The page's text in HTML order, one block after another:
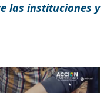
las instituciones y